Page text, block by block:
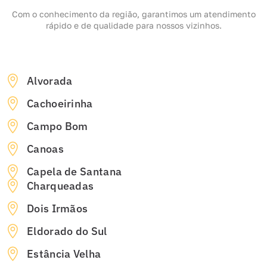
Com o conhecimento da região, garantimos um atendimento
rápido e de qualidade para nossos vizinhos.
Alvorada
Cachoeirinha
Campo Bom
Canoas
Capela de Santana
Charqueadas
Dois Irmãos
Eldorado do Sul
Estância Velha